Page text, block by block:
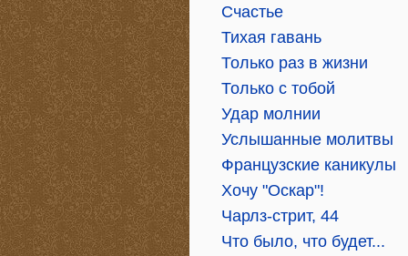
Счастье
Тихая гавань
Только раз в жизни
Только с тобой
Удар молнии
Услышанные молитвы
Французские каникулы
Хочу "Оскар"!
Чарлз-стрит, 44
Что было, что будет...